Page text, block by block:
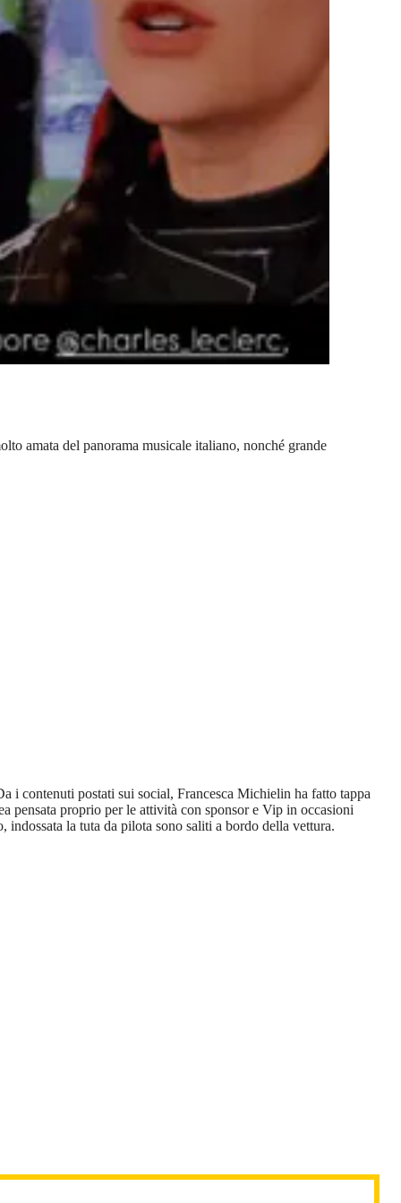
amata del panorama musicale italiano, nonché grande
i contenuti postati sui social, Francesca Michielin ha fatto tappa
pensata proprio per le attività con sponsor e Vip in occasioni
la tuta da pilota sono saliti a bordo della vettura.